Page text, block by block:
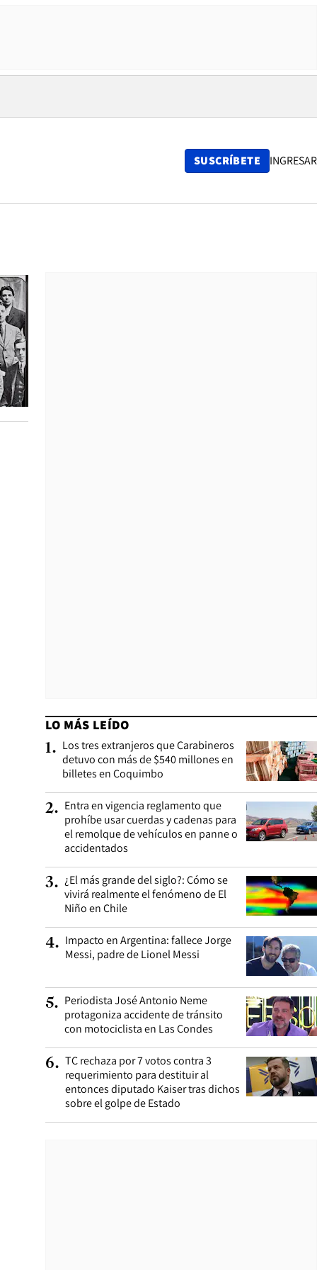
SUSCRÍBETE INGRESAR
LO MÁS LEÍDO
1. Los tres extranjeros que Carabineros
detuvo con más de $540 millones en
billetes en Coquimbo
2. Entra en vigencia reglamento que
prohíbe usar cuerdas y cadenas para
el remolque de vehículos en panne o
accidentados
3. ¿El más grande del siglo?: Cómo se
vivirá realmente el fenómeno de El
Niño en Chile
4. Impacto en Argentina: fallece Jorge
Messi, padre de Lionel Messi
5. Periodista José Antonio Neme
protagoniza accidente de tránsito
con motociclista en Las Condes
6. TC rechaza por 7 votos contra 3
requerimiento para destituir al
entonces diputado Kaiser tras dichos
sobre el golpe de Estado